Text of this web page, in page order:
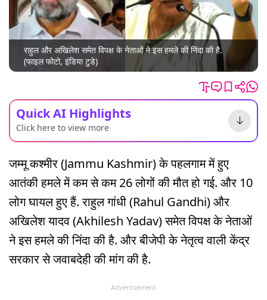
राहुल और अखिलेश समेत विपक्ष के नेताओं ने इस हमले की निंदा की है.
(फाइल फोटो, इंडिया टुडे)
Quick AI Highlights
Click here to view more
जम्मू कश्मीर (Jammu Kashmir) के पहलगाम में हुए
आतंकी हमले में कम से कम 26 लोगों की मौत हो गई. और 10
लोग घायल हुए हैं. राहुल गांधी (Rahul Gandhi) और
अखिलेश यादव (Akhilesh Yadav) समेत विपक्ष के नेताओं
ने इस हमले की निंदा की है. और बीजेपी के नेतृत्व वाली केंद्र
सरकार से जवाबदेही की मांग की है.
Advertisement